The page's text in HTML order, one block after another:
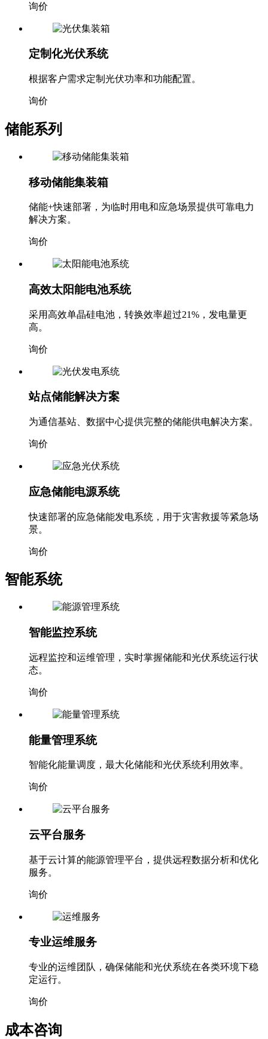
询价
定制化光伏系统
根据客户需求定制光伏功率和功能配置。
询价
储能系列
移动储能集装箱
储能+快速部署，为临时用电和应急场景提供可靠电力
解决方案。
询价
高效太阳能电池系统
采用高效单晶硅电池，转换效率超过21%，发电量更
高。
询价
站点储能解决方案
为通信基站、数据中心提供完整的储能供电解决方案。
询价
应急储能电源系统
快速部署的应急储能发电系统，用于灾害救援等紧急场
景。
询价
智能系统
智能监控系统
远程监控和运维管理，实时掌握储能和光伏系统运行状
态。
询价
能量管理系统
智能化能量调度，最大化储能和光伏系统利用效率。
询价
云平台服务
基于云计算的能源管理平台，提供远程数据分析和优化
服务。
询价
专业运维服务
专业的运维团队，确保储能和光伏系统在各类环境下稳
定运行。
询价
成本咨询